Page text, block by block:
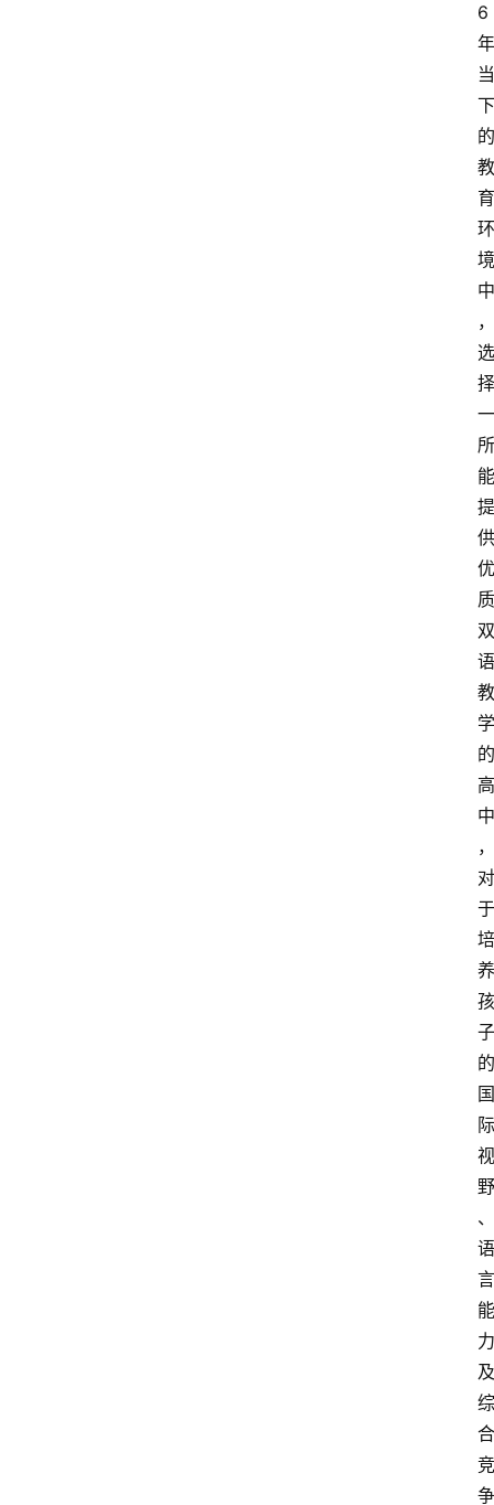
6
年
当
下
的
教
育
环
境
中
，
选
择
一
所
能
提
供
优
质
双
语
教
学
的
高
中
，
对
于
培
养
孩
子
的
国
际
视
野
、
语
言
能
力
及
综
合
竞
争